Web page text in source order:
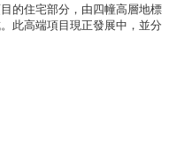
的住宅部分，由四幢高層地標
此高端項目現正發展中，並分